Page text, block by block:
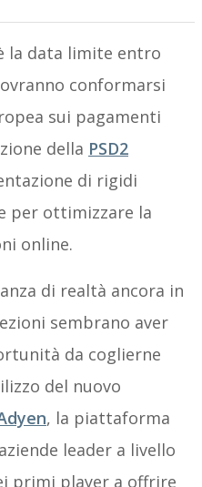
la data limite entro
conformarsi
sui pagamenti
della PSD2
di rigidi
per ottimizzare la
online.
di realtà ancora in
sembrano aver
da coglierne
del nuovo
, la piattaforma
leader a livello
primi player a offrire